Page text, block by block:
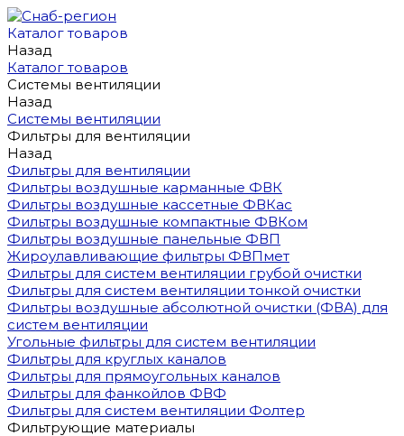
Каталог товаров
Назад
Каталог товаров
Системы вентиляции
Назад
Системы вентиляции
Фильтры для вентиляции
Назад
Фильтры для вентиляции
Фильтры воздушные карманные ФВК
Фильтры воздушные кассетные ФВКас
Фильтры воздушные компактные ФВКом
Фильтры воздушные панельные ФВП
Жироулавливающие фильтры ФВПмет
Фильтры для систем вентиляции грубой очистки
Фильтры для систем вентиляции тонкой очистки
Фильтры воздушные абсолютной очистки (ФВА) для
систем вентиляции
Угольные фильтры для систем вентиляции
Фильтры для круглых каналов
Фильтры для прямоугольных каналов
Фильтры для фанкойлов ФВФ
Фильтры для систем вентиляции Фолтер
Фильтрующие материалы